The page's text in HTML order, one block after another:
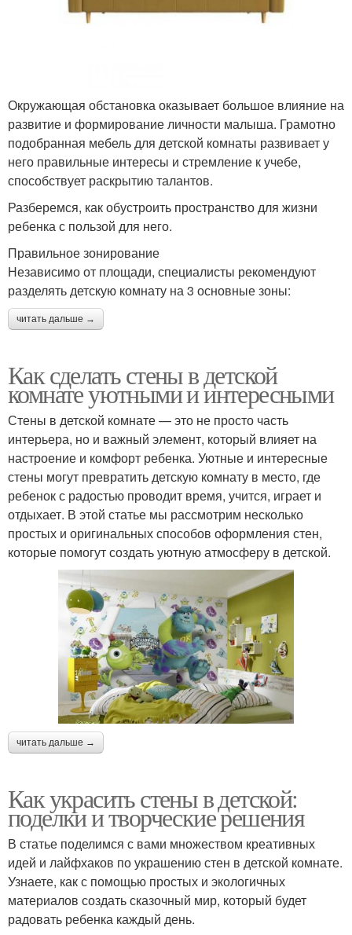
Окружающая обстановка оказывает большое влияние на
развитие и формирование личности малыша. Грамотно
подобранная мебель для детской комнаты развивает у
него правильные интересы и стремление к учебе,
способствует раскрытию талантов.
Разберемся, как обустроить пространство для жизни
ребенка с пользой для него.
Правильное зонирование
Независимо от площади, специалисты рекомендуют
разделять детскую комнату на 3 основные зоны:
читать дальше →
Как сделать стены в детской
комнате уютными и интересными
Стены в детской комнате — это не просто часть
интерьера, но и важный элемент, который влияет на
настроение и комфорт ребенка. Уютные и интересные
стены могут превратить детскую комнату в место, где
ребенок с радостью проводит время, учится, играет и
отдыхает. В этой статье мы рассмотрим несколько
простых и оригинальных способов оформления стен,
которые помогут создать уютную атмосферу в детской.
читать дальше →
Как украсить стены в детской:
поделки и творческие решения
В статье поделимся с вами множеством креативных
идей и лайфхаков по украшению стен в детской комнате.
Узнаете, как с помощью простых и экологичных
материалов создать сказочный мир, который будет
радовать ребенка каждый день.